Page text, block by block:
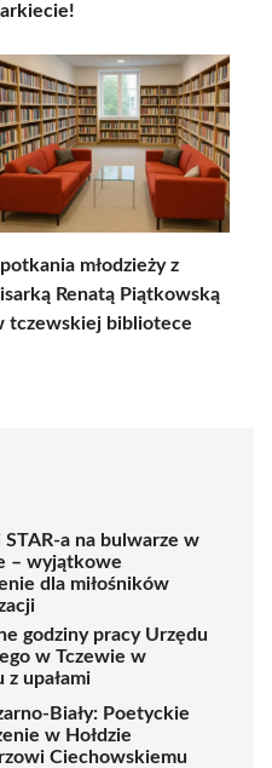
młodzieży z
Renatą Piątkowską
tczewskiej bibliotece
STAR-a na bulwarze w
– wyjątkowe
dla miłośników
godziny pracy Urzędu
w Tczewie w
z upałami
Biały: Poetyckie
w Hołdzie
Ciechowskiemu